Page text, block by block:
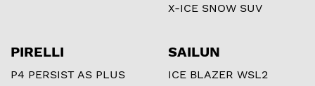
X-ICE SNOW SUV
PIRELLI
P4 PERSIST AS PLUS
SAILUN
ICE BLAZER WSL2